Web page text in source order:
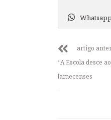
Whatsapp
artigo
“A Escola desce
lamecenses